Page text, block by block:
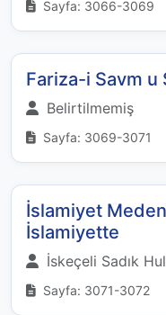
Sayfa: 3066-3069
Fariza-i Savm u
Belirtilmemiş
Sayfa: 3069-3071
İslamiyet
İslamiyette
İskeçeli Sadık
Sayfa: 3071-3072